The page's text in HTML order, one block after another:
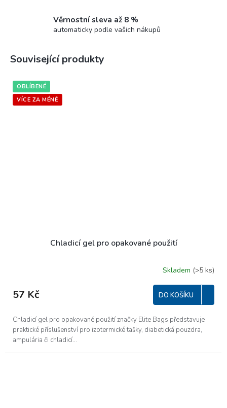
Věrnostní sleva až 8 %
automaticky podle vašich nákupů
Související produkty
OBLÍBENÉ
VÍCE ZA MÉNĚ
Chladicí gel pro opakované použití
produktu
je
z
5
hvězdiček.
Skladem (>5 ks)
57 Kč DO KOŠÍKU
Chladicí gel pro opakované použití značky Elite Bags představuje
praktické příslušenství pro izotermické tašky, diabetická pouzdra,
ampulária či chladicí...